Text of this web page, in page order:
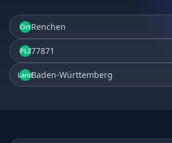
OrtRenchen
PLZ77871
LandBaden-Württemberg